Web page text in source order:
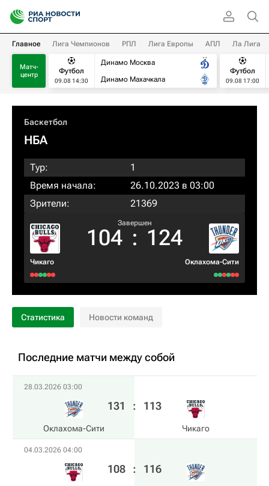
Главное Лига Чемпионов РПЛ Лига Европы АПЛ Ла Лига
Матч-
центр
Футбол
09.08 14:30
Динамо Москва
Динамо Махачкала
Футбол
09.08 17:00
Баскетбол
НБА
Тур:
1
Время начала:
26.10.2023 в 03:00
Зрители:
21369
Чикаго
Завершен
104 : 124
Оклахома-Сити
Статистика Новости команд
Последние матчи между собой
28.03.2026 03:00
Оклахома-Сити
131 : 113
Чикаго
04.03.2026 04:00
108 : 116